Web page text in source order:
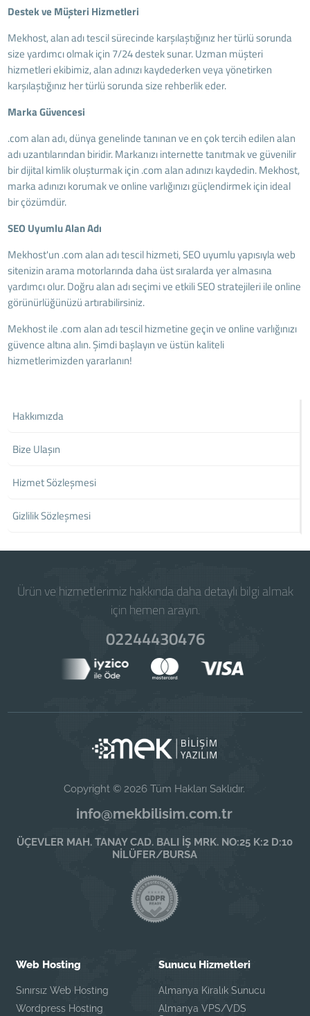
Destek ve Müşteri Hizmetleri
Mekhost, alan adı tescil sürecinde karşılaştığınız her türlü sorunda
size yardımcı olmak için 7/24 destek sunar. Uzman müşteri
hizmetleri ekibimiz, alan adınızı kaydederken veya yönetirken
karşılaştığınız her türlü sorunda size rehberlik eder.
Marka Güvencesi
.com alan adı, dünya genelinde tanınan ve en çok tercih edilen alan
adı uzantılarından biridir. Markanızı internette tanıtmak ve güvenilir
bir dijital kimlik oluşturmak için .com alan adınızı kaydedin. Mekhost,
marka adınızı korumak ve online varlığınızı güçlendirmek için ideal
bir çözümdür.
SEO Uyumlu Alan Adı
Mekhost'un .com alan adı tescil hizmeti, SEO uyumlu yapısıyla web
sitenizin arama motorlarında daha üst sıralarda yer almasına
yardımcı olur. Doğru alan adı seçimi ve etkili SEO stratejileri ile online
görünürlüğünüzü artırabilirsiniz.
Mekhost ile .com alan adı tescil hizmetine geçin ve online varlığınızı
güvence altına alın. Şimdi başlayın ve üstün kaliteli
hizmetlerimizden yararlanın!
Hakkımızda
Bize Ulaşın
Hizmet Sözleşmesi
Gizlilik Sözleşmesi
Ürün ve hizmetlerimiz hakkında daha detaylı bilgi almak
için hemen arayın.
02244430476
Copyright © 2026 Tüm Hakları Saklıdır.
info@mekbilisim.com.tr
ÜÇEVLER MAH. TANAY CAD. BALI İŞ MRK. NO:25 K:2 D:10
NİLÜFER/BURSA
Web Hosting
Sınırsız Web Hosting
Wordpress Hosting
Sunucu Hizmetleri
Almanya Kiralık Sunucu
Almanya VPS/VDS